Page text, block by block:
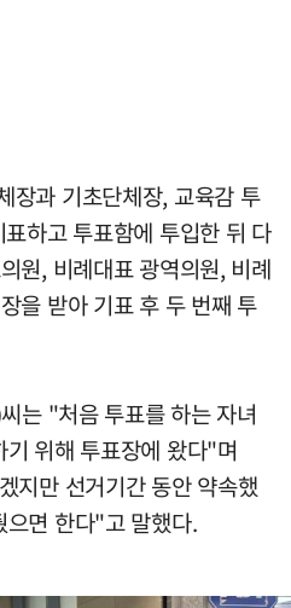
장과 기초단체장, 교육감 투
하고 투표함에 투입한 뒤 다
원, 비례대표 광역의원, 비례
을 받아 기표 후 두 번째 투
는 "처음 투표를 하는 자녀
위해 투표장에 왔다"며
지만 선거기간 동안 약속했
으면 한다"고 말했다.